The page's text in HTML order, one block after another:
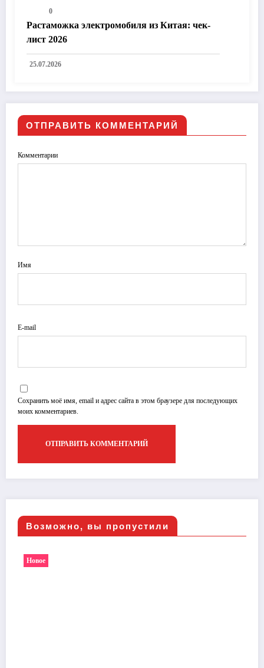
0
Растаможка электромобиля из Китая: чек-
лист 2026
25.07.2026
ОТПРАВИТЬ КОММЕНТАРИЙ
Комментарии
Имя
E-mail
Сохранить моё имя, email и адрес сайта в этом браузере для последующих
моих комментариев.
Возможно, вы пропустили
Новое